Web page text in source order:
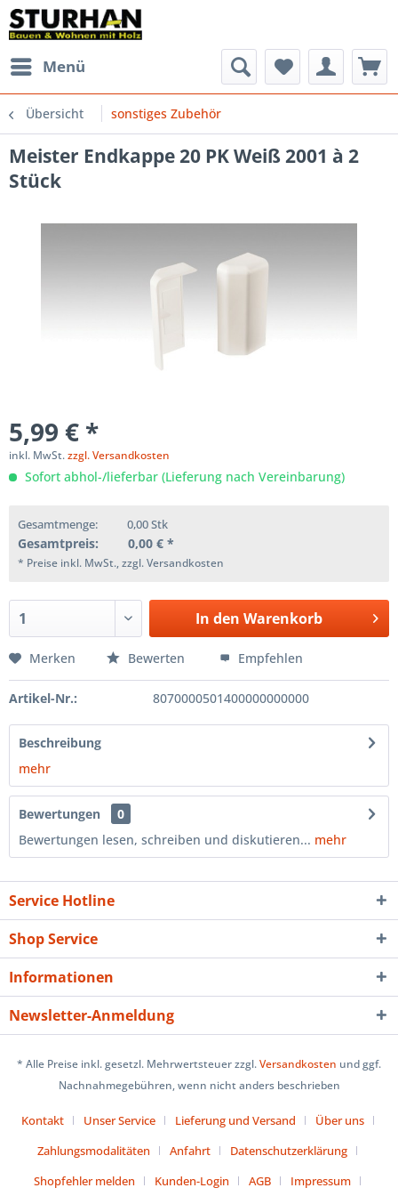
Menü
Übersicht sonstiges Zubehör
Meister Endkappe 20 PK Weiß 2001 à 2
Stück
5,99 € *
inkl. MwSt.zzgl. Versandkosten
Sofort abhol-/lieferbar (Lieferung nach Vereinbarung)
Gesamtmenge: 0,00Stk
Gesamtpreis: 0,00 € *
* Preise inkl. MwSt., zzgl. Versandkosten
In den Warenkorb
Merken Bewerten Empfehlen
Artikel-Nr.: 8070000501400000000000
Beschreibung
mehr
Bewertungen
0
Bewertungen lesen, schreiben und diskutieren... mehr
Service Hotline
Shop Service
Informationen
Newsletter-Anmeldung
* Alle Preise inkl. gesetzl. Mehrwertsteuer zzgl.Versandkosten und ggf.
Nachnahmegebühren, wenn nicht anders beschrieben
Kontakt Unser Service Lieferung und Versand
Über uns
Zahlungsmodalitäten
Anfahrt
Datenschutzerklärung
Shopfehler melden
Kunden-Login AGB Impressum